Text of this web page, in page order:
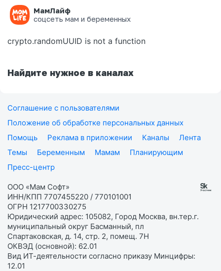
МамЛайф
соцсеть мам и беременных
Ошибка на странице
crypto.randomUUID is not a function
Найдите нужное в каналах
Соглашение с пользователями
Положение об обработке персональных данных
Помощь
Реклама в приложении Каналы
Лента
Темы
Беременным Мамам
Планирующим
Пресс-центр
ООО «Мам Софт»
ИНН/КПП 7707455220 / 770101001
ОГРН 1217700330275
Юридический адрес: 105082, Город Москва, вн.тер.г.
муниципальный округ Басманный, пл
Спартаковская, д. 14, стр. 2, помещ. 7Н
ОКВЭД (основной): 62.01
Вид ИТ-деятельности согласно приказу Минцифры:
12.01